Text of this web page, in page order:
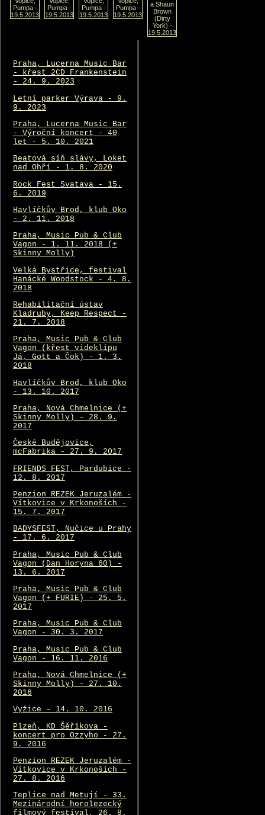
Praha, Lucerna Music Bar
- křest 2CD Frankenstein
- 24. 9. 2023
Letní parker Výrava - 9.
9. 2023
Praha, Lucerna Music Bar
- Výroční koncert - 40
let - 5. 10. 2021
Beatová síň slávy, Loket
nad Ohří - 1. 8. 2020
Rock Fest Svatava - 15.
6. 2019
Havlíčkův Brod, klub Oko
- 2. 11. 2018
Praha, Music Pub & Club
Vagon - 1. 11. 2018 (+
Skinny Molly)
Velká Bystřice, festival
Hanácké Woodstock - 4. 8.
2018
Rehabilitační ústav
Kladruby, Keep Respect -
21. 7. 2018
Praha, Music Pub & Club
Vagon (křest videklipu
Já, Gott a Čok) - 1. 3.
2018
Havlíčkův Brod, klub Oko
- 13. 10. 2017
Praha, Nová Chmelnice (+
Skinny Molly) - 28. 9.
2017
České Budějovice,
mcFabrika - 27. 9. 2017
FRIENDS FEST, Pardubice -
12. 8. 2017
Penzion REZEK Jeruzalém -
Vítkovice v Krkonoších -
15. 7. 2017
BADYSFEST, Nučice u Prahy
- 17. 6. 2017
Praha, Music Pub & Club
Vagon (Dan Horyna 60) -
13. 6. 2017
Praha, Music Pub & Club
Vagon (+ FURIE) - 25. 5.
2017
Praha, Music Pub & Club
Vagon - 30. 3. 2017
Praha, Music Pub & Club
Vagon - 16. 11. 2016
Praha, Nová Chmelnice (+
Skinny Molly) - 27. 10.
2016
Vyžice - 14. 10. 2016
Plzeň, KD Šěříkova -
koncert pro Ozzyho - 27.
9. 2016
Penzion REZEK Jeruzalém -
Vítkovice v Krkonoších -
27. 8. 2016
Teplice nad Metují - 33.
Mezinárodní horolezecký
filmový festival, 26. 8.